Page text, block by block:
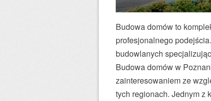
Budowa domów to
profesjonalnego
budowlanych
Budowa domów w
zainteresowaniem ze
tych regionach. Jednym z